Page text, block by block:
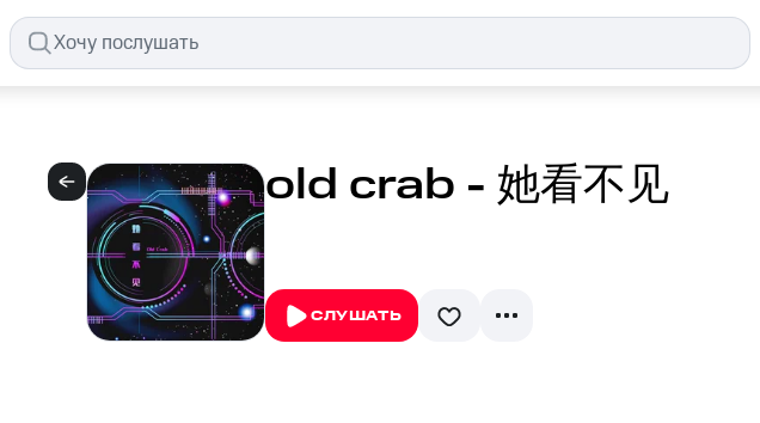
old crab - 她看不见
СЛУШАТЬ